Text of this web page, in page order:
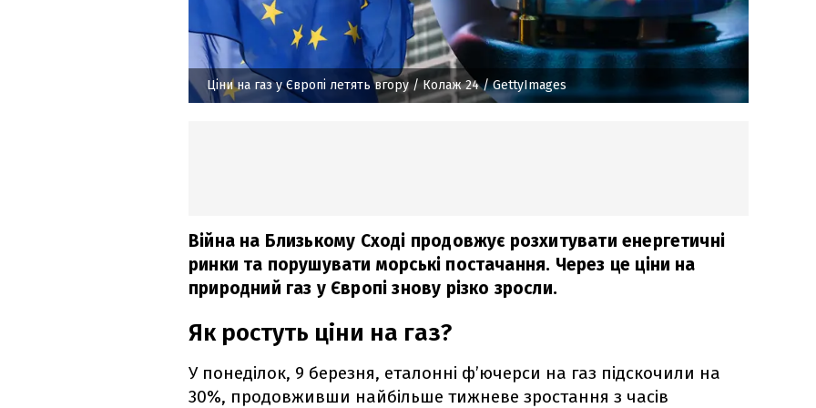
Ціни на газ у Європі летять вгору/ Колаж 24 / GettyImages
Війна на Близькому Сході продовжує розхитувати енергетичні
ринки та порушувати морські постачання. Через це ціни на
природний газ у Європі знову різко зросли.
Як ростуть ціни на газ?
У понеділок, 9 березня, еталонні ф’ючерси на газ підскочили на
30%, продовживши найбільше тижневе зростання з часів